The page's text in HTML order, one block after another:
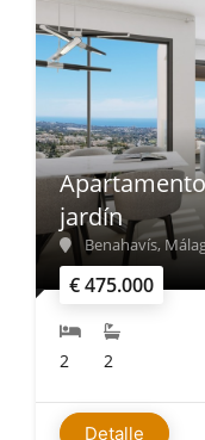
€ 475.000
jardín
Benahavís,
2 2
Detalle